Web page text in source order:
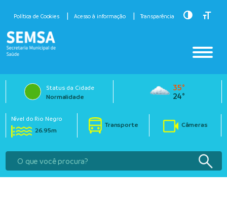
Política de Cookies Acesso à informação Transparência Toggle
Status da Cidade
Normalidade
35°
24°
Nível do Rio Negro
26.95m
Transporte Câmeras